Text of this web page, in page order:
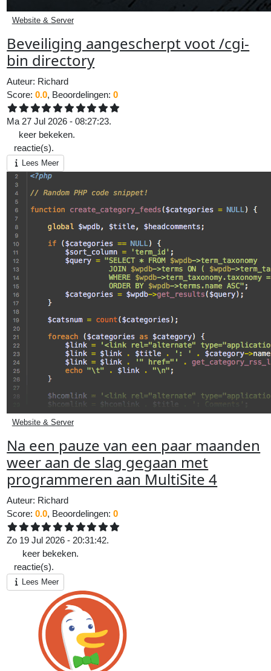
Website & Server
Beveiliging aangescherpt voot /cgi-
bin directory
Auteur: Richard
Score:0.0, Beoordelingen:0
Ma 27 Jul 2026 - 08:27:23.
keer bekeken.
reactie(s).
Lees Meer
Website & Server
Na een pauze van een paar maanden
weer aan de slag gegaan met
programmeren aan MultiSite 4
Auteur: Richard
Score:0.0, Beoordelingen:0
Zo 19 Jul 2026 - 20:31:42.
keer bekeken.
reactie(s).
Lees Meer